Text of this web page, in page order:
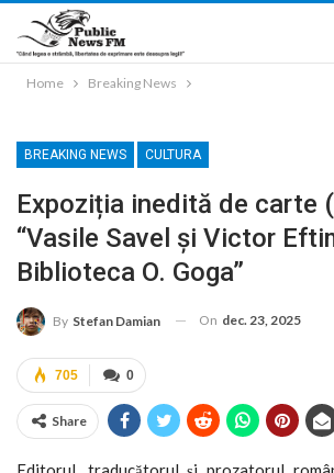
Home Breaking News
BREAKING NEWS CULTURA
Expoziția inedită de carte
“Vasile Savel și Victor
Biblioteca O. Goga”
By Stefan Damian On dec. 23, 2025
0
705
Share